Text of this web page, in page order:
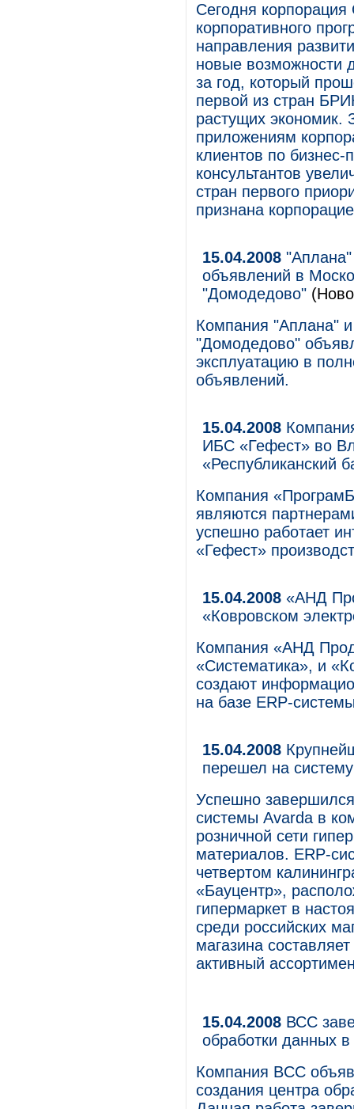
Сегодня
корпоративного
направления
новые возможности
за год, который
первой из стран
растущих экономик.
приложениям
клиентов по
консультантов
стран первого
признана
15.04.2008 "Аплана"
объявлений в
"Домодедово"
Компания "Аплана"
"Домодедово"
эксплуатацию в
объявлений.
15.04.2008
ИБС «Гефест» во
«Республиканский
Компания
являются
успешно работает
«Гефест»
15.04.2008 «АНД
«Ковровском
Компания «АНД
«Систематика», и
создают
на базе ERP-
15.04.2008
перешел на
Успешно
системы Avarda в
розничной сети
материалов. ERP-
четвертом
«Бауцентр»,
гипермаркет в
среди российских
магазина
активный
15.04.2008 ВСС
обработки данных
Компания BCC
создания центра